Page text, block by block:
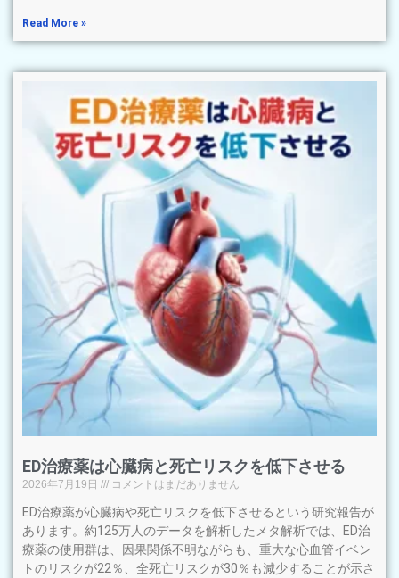
Read More »
ED治療薬は心臓病と死亡リスクを低下させる
2026年7月19日 コメントはまだありません
ED治療薬が心臓病や死亡リスクを低下させるという研究報告が
あります。約125万人のデータを解析したメタ解析では、ED治
療薬の使用群は、因果関係不明ながらも、重大な心血管イベン
トのリスクが22％、全死亡リスクが30％も減少することが示さ